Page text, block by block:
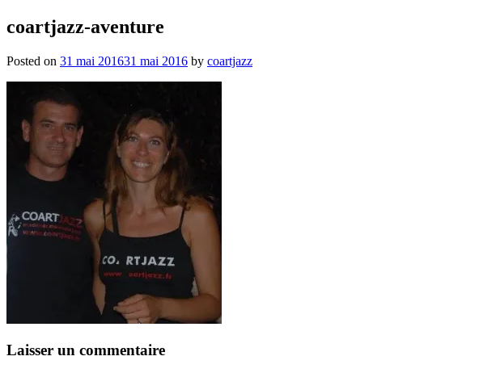
coartjazz-aventure
Posted on 31 mai 201631 mai 2016 by coartjazz
Laisser un commentaire